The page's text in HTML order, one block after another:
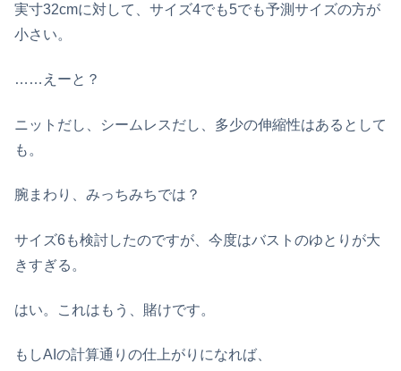
実寸32cmに対して、サイズ4でも5でも予測サイズの方が
小さい。
……えーと？
ニットだし、シームレスだし、多少の伸縮性はあるとして
も。
腕まわり、みっちみちでは？
サイズ6も検討したのですが、今度はバストのゆとりが大
きすぎる。
はい。これはもう、賭けです。
もしAIの計算通りの仕上がりになれば、